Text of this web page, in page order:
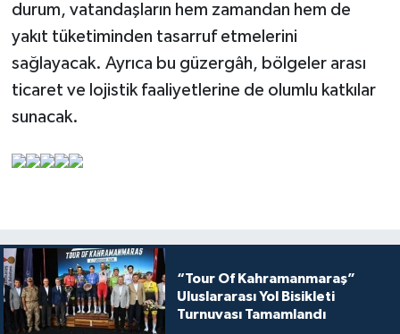
durum, vatandaşların hem zamandan hem de
yakıt tüketiminden tasarruf etmelerini
sağlayacak. Ayrıca bu güzergâh, bölgeler arası
ticaret ve lojistik faaliyetlerine de olumlu katkılar
sunacak.
“Tour Of Kahramanmaraş”
Uluslararası Yol Bisikleti
Turnuvası Tamamlandı